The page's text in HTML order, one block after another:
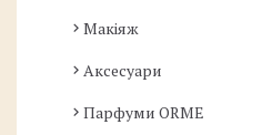
Макіяж
Аксесуари
Парфуми ORME